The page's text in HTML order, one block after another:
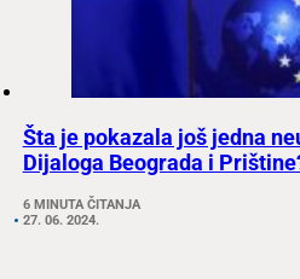
Šta je pokazala još jedna
Dijaloga Beograda i
6 MINUTA ČITANJA
27. 06. 2024.